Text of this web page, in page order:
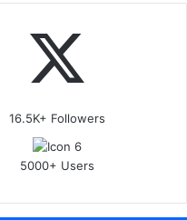
16.5K+ Followers
5000+ Users